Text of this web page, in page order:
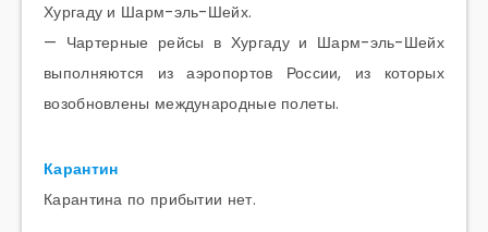
Хургаду и Шарм-эль-Шейх.
— Чартерные рейсы в Хургаду и Шарм-эль-Шейх
выполняются из аэропортов России, из которых
возобновлены международные полеты.
Карантин
Карантина по прибытии нет.